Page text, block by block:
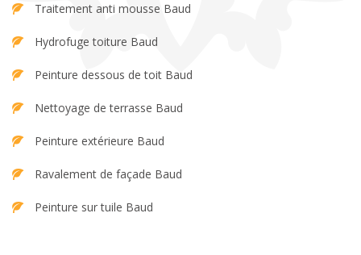
Traitement anti mousse Baud
Hydrofuge toiture Baud
Peinture dessous de toit Baud
Nettoyage de terrasse Baud
Peinture extérieure Baud
Ravalement de façade Baud
Peinture sur tuile Baud